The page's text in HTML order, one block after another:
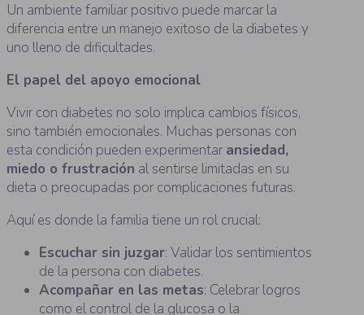
Un ambiente familiar positivo puede marcar la
diferencia entre un manejo exitoso de la diabetes y
uno lleno de dificultades.
El papel del apoyo emocional
Vivir con diabetes no solo implica cambios físicos,
sino también emocionales. Muchas personas con
esta condición pueden experimentar ansiedad,
miedo o frustración al sentirse limitadas en su
dieta o preocupadas por complicaciones futuras.
Aquí es donde la familia tiene un rol crucial:
Escuchar sin juzgar: Validar los sentimientos
de la persona con diabetes.
Acompañar en las metas: Celebrar logros
como el control de la glucosa o la